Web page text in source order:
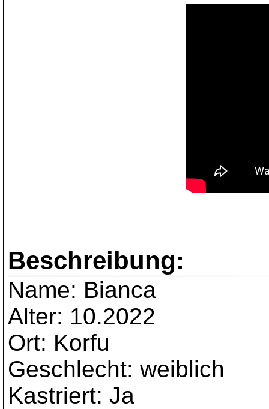
Beschreibung:
Name: Bianca
Alter: 10.2022
Ort: Korfu
Geschlecht: weiblich
Kastriert: Ja